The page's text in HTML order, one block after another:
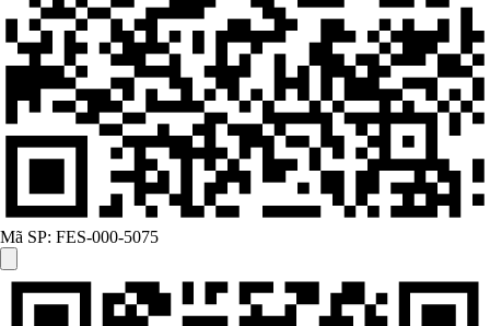
Mã SP: FES-000-5075